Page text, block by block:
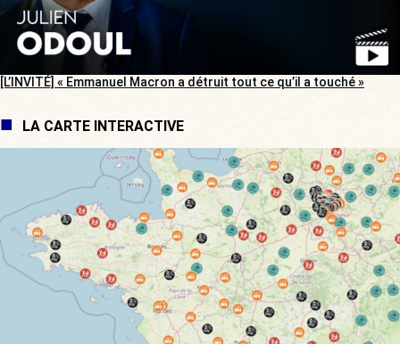
[L’INVITÉ] « Emmanuel Macron a détruit tout ce qu’il a touché »
LA CARTE INTERACTIVE